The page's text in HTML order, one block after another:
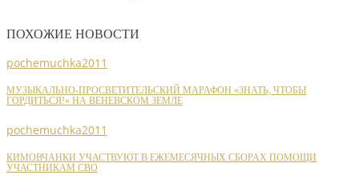
ПОХОЖИЕ НОВОСТИ
pochemuchka2011
МУЗЫКАЛЬНО-ПРОСВЕТИТЕЛЬСКИЙ МАРАФОН «ЗНАТЬ, ЧТОБЫ
ГОРДИТЬСЯ!» НА ВЕНЕВСКОМ ЗЕМЛЕ
pochemuchka2011
КИМОВЧАНКИ УЧАСТВУЮТ В ЕЖЕМЕСЯЧНЫХ СБОРАХ ПОМОЩИ
УЧАСТНИКАМ СВО